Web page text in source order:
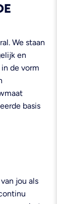
We staan
en
de vorm
basis
jou als